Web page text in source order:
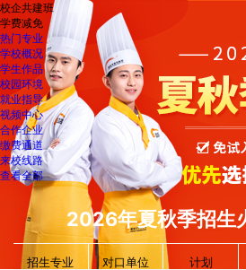
校企共建班
学费减免
热门专业
学校概况
学生作品
校园环境
就业指导
视频中心
合作企业
缴费通道
来校线路
查看全部
2026年夏秋季招生
招生专业 对口单位 计划